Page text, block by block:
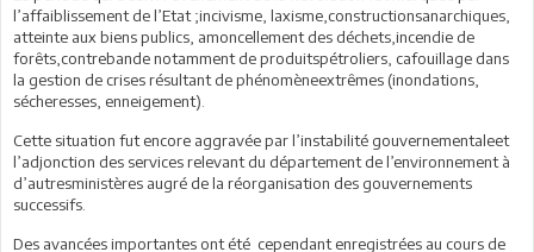
l’affaiblissement de l’Etat ;incivisme, laxisme,constructionsanarchiques,
atteinte aux biens publics, amoncellement des déchets,incendie de
forêts,contrebande notamment de produitspétroliers, cafouillage dans
la gestion de crises résultant de phénomèneextrêmes (inondations,
sécheresses, enneigement).
Cette situation fut encore aggravée par l’instabilité gouvernementaleet
l’adjonction des services relevant du département de l’environnement à
d’autresministères augré de la réorganisation des gouvernements
successifs.
Des avancées importantes ont été cependant enregistrées au cours de